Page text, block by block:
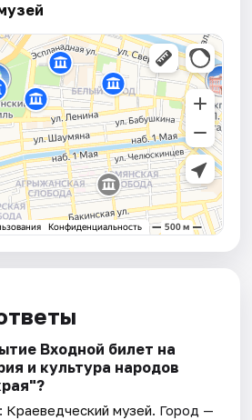
Входной билет на
и культура народов
Краеведческий музей. Город —